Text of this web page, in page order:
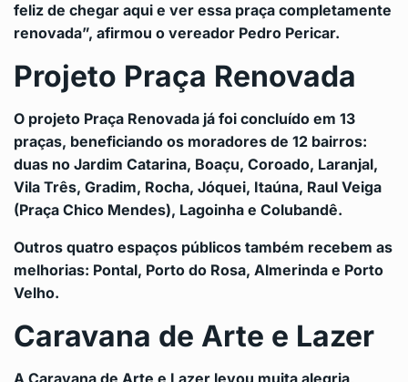
feliz de chegar aqui e ver essa praça completamente
renovada”, afirmou o vereador Pedro Pericar.
Projeto Praça Renovada
O projeto Praça Renovada já foi concluído em 13
praças, beneficiando os moradores de 12 bairros:
duas no Jardim Catarina, Boaçu, Coroado, Laranjal,
Vila Três, Gradim, Rocha, Jóquei, Itaúna, Raul Veiga
(Praça Chico Mendes), Lagoinha e Colubandê.
Outros quatro espaços públicos também recebem as
melhorias: Pontal, Porto do Rosa, Almerinda e Porto
Velho.
Caravana de Arte e Lazer